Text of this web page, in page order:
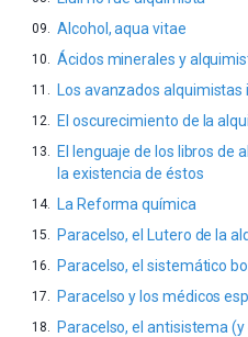
Alcohol, aqua vitae
Ácidos minerales y
Los avanzados alquimistas
El oscurecimiento de la
El lenguaje de los libros de
la existencia de éstos
La Reforma química
Paracelso, el Lutero de la
Paracelso, el sistemático
Paracelso y los médicos
Paracelso, el antisistema (y